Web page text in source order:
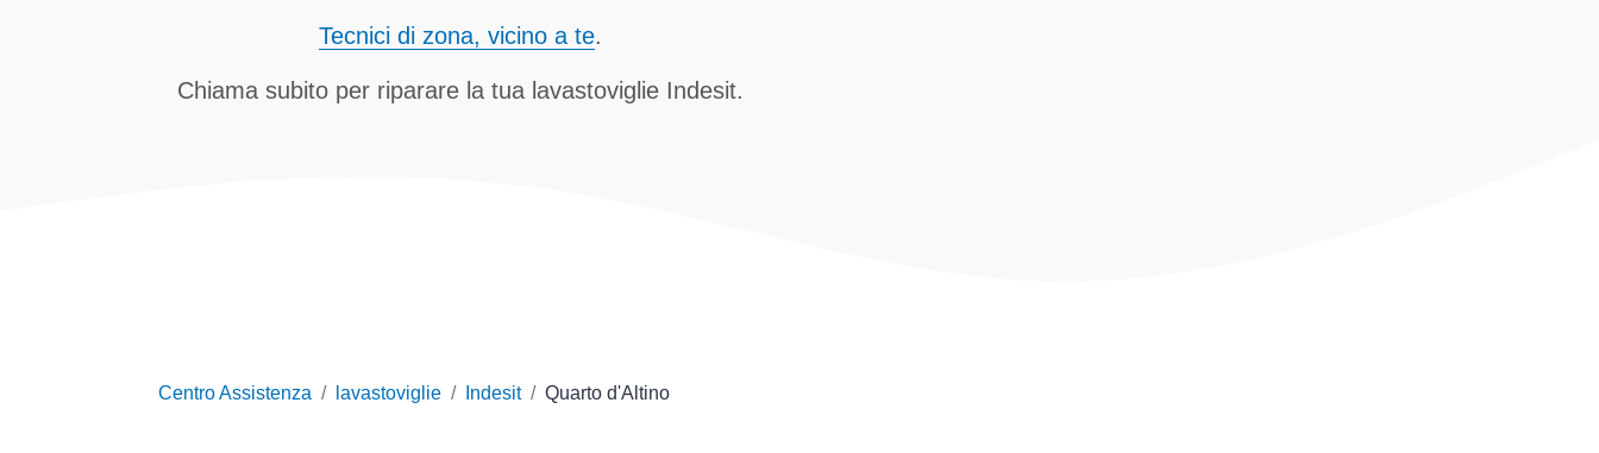
Tecnici di zona, vicino a te.
Chiama subito per riparare la tua lavastoviglie Indesit.
Centro Assistenza lavastoviglie Indesit Quarto d'Altino